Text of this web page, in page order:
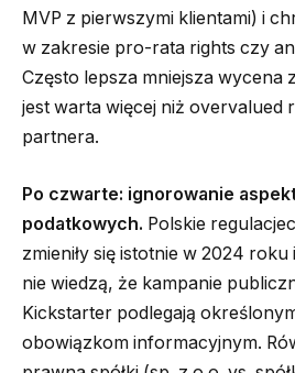
MVP z pierwszymi klientami) i
w zakresie pro-rata rights czy
Często lepsza mniejsza wycena
jest warta więcej niż overvalued
partnera.
Po czwarte: ignorowanie
podatkowych. Polskie
zmieniły się istotnie w 2024
nie wiedzą, że kampanie
Kickstarter podlegają
obowiązkom informacyjnym.